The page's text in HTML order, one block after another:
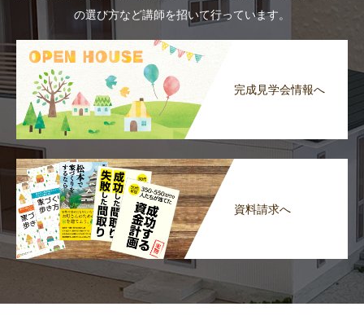
の選び方など講師を招いて行っています。
完成見学会情報へ
資料請求へ